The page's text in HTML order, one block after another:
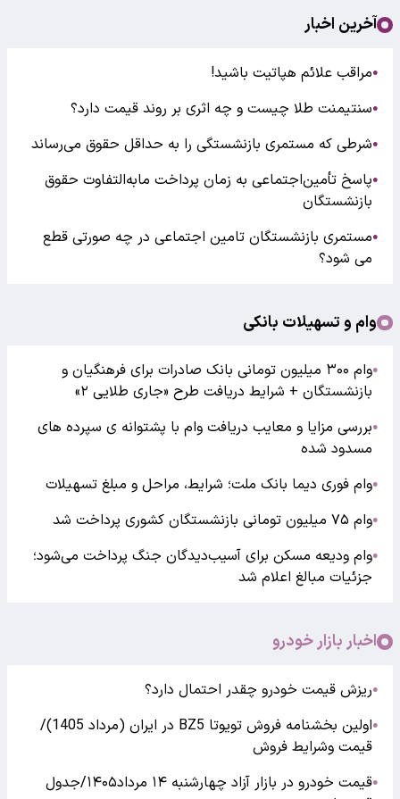
آخرین اخبار
●مراقب علائم هپاتیت باشید!
●سنتیمنت طلا چیست و چه اثری بر روند قیمت دارد؟
●شرطی که مستمری بازنشستگی را به حداقل حقوق می‌رساند
●پاسخ تأمین‌اجتماعی به زمان پرداخت مابه‌التفاوت حقوق
بازنشستگان
●مستمری بازنشستگان تامین اجتماعی در چه صورتی قطع
می شود؟
وام و تسهیلات بانکی
●
وام ۳۰۰ میلیون تومانی بانک صادرات برای فرهنگیان و
بازنشستگان + شرایط دریافت طرح «جاری طلایی ۲»
●بررسی مزایا و معایب دریافت وام با پشتوانه ی سپرده های
مسدود شده
●وام فوری دیما بانک ملت؛ شرایط، مراحل و مبلغ تسهیلات
●وام ۷۵ میلیون تومانی بازنشستگان کشوری پرداخت شد
●وام ودیعه مسکن برای آسیب‌دیدگان جنگ پرداخت می‌شود؛
جزئیات مبالغ اعلام شد
اخبار بازار خودرو
●ریزش قیمت خودرو چقدر احتمال دارد؟
●
اولین بخشنامه فروش تویوتا BZ5 در ایران (مرداد 1405)/
قیمت وشرایط فروش
●
قیمت خودرو در بازار آزاد چهارشنبه ۱۴ مرداد۱۴۰۵/جدول